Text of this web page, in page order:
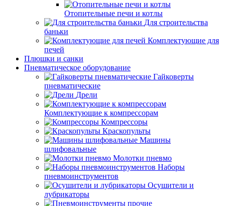
Отопительные печи и котлы
Для строительства
баньки
Комплектующие для
печей
Плюшки и санки
Пневматическое оборудование
Гайковерты
пневматические
Дрели
Комплектующие к компрессорам
Компрессоры
Краскопульты
Машины
шлифовальные
Молотки пневмо
Наборы
пневмоинструментов
Осушители и
лубрикаторы